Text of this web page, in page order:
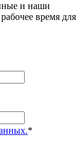
и наши
время для
*